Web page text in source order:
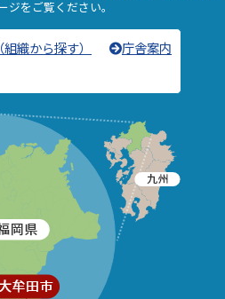
ジをご覧ください。
織から探す）
庁舎案内